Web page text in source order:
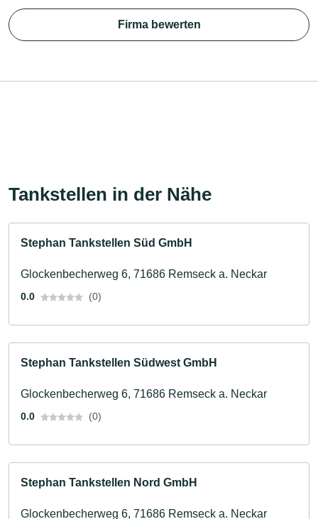
Firma bewerten
Tankstellen in der Nähe
Stephan Tankstellen Süd GmbH
Glockenbecherweg 6, 71686 Remseck a. Neckar
0.0 (0)
Stephan Tankstellen Südwest GmbH
Glockenbecherweg 6, 71686 Remseck a. Neckar
0.0 (0)
Stephan Tankstellen Nord GmbH
Glockenbecherweg 6, 71686 Remseck a. Neckar